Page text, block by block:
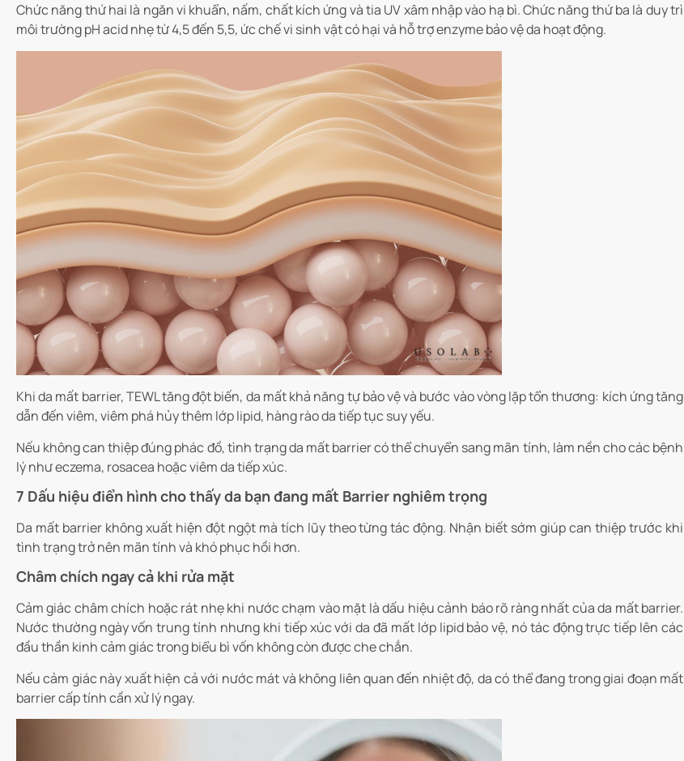
Chức năng thứ hai là ngăn vi khuẩn, nấm, chất kích ứng và tia UV xâm nhập vào hạ bì. Chức năng thứ ba là duy trì
môi trường pH acid nhẹ từ 4,5 đến 5,5, ức chế vi sinh vật có hại và hỗ trợ enzyme bảo vệ da hoạt động.
Khi da mất barrier, TEWL tăng đột biến, da mất khả năng tự bảo vệ và bước vào vòng lặp tổn thương: kích ứng tăng
dẫn đến viêm, viêm phá hủy thêm lớp lipid, hàng rào da tiếp tục suy yếu.
Nếu không can thiệp đúng phác đồ, tình trạng da mất barrier có thể chuyển sang mãn tính, làm nền cho các bệnh
lý như eczema, rosacea hoặc viêm da tiếp xúc.
7 Dấu hiệu điển hình cho thấy da bạn đang mất Barrier nghiêm trọng
Da mất barrier không xuất hiện đột ngột mà tích lũy theo từng tác động. Nhận biết sớm giúp can thiệp trước khi
tình trạng trở nên mãn tính và khó phục hồi hơn.
Châm chích ngay cả khi rửa mặt
Cảm giác châm chích hoặc rát nhẹ khi nước chạm vào mặt là dấu hiệu cảnh báo rõ ràng nhất của da mất barrier.
Nước thường ngày vốn trung tính nhưng khi tiếp xúc với da đã mất lớp lipid bảo vệ, nó tác động trực tiếp lên các
đầu thần kinh cảm giác trong biểu bì vốn không còn được che chắn.
Nếu cảm giác này xuất hiện cả với nước mát và không liên quan đến nhiệt độ, da có thể đang trong giai đoạn mất
barrier cấp tính cần xử lý ngay.